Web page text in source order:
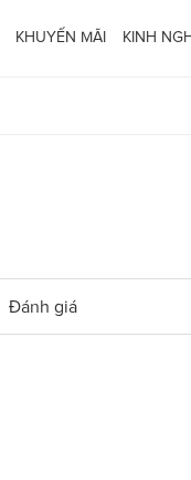
KHUYẾN MÃI KINH
Đánh giá